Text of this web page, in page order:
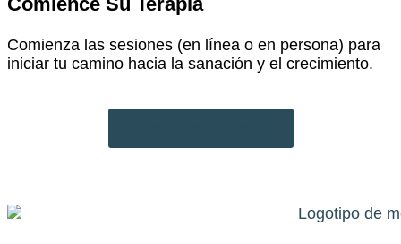
Comienza las sesiones (en línea o en persona) para
iniciar tu camino hacia la sanación y el crecimiento.